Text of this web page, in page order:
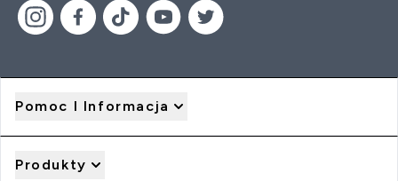
Pomoc I Informacja
Produkty